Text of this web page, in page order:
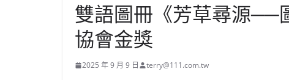
雙語圖冊《芳草尋源──
協會金獎
2025 年 9 月 9 日 terry@111.com.tw